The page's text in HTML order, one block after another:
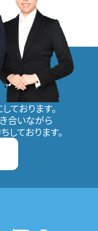
ております。
合いながら
ております。